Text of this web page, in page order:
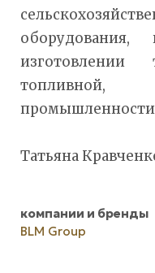
топливной,
промышленности
Татьяна
компании и бренды
BLM Group